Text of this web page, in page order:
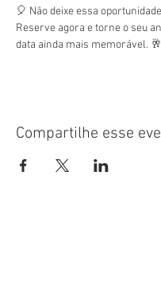
🎈 Não deixe essa
Reserve agora e torne o seu
data ainda mais memorável. 🥂
Compartilhe esse